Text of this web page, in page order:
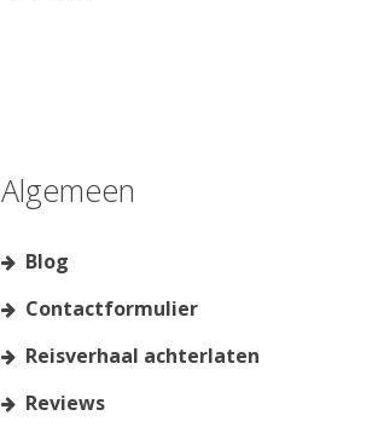
Algemeen
Blog
Contactformulier
Reisverhaal achterlaten
Reviews